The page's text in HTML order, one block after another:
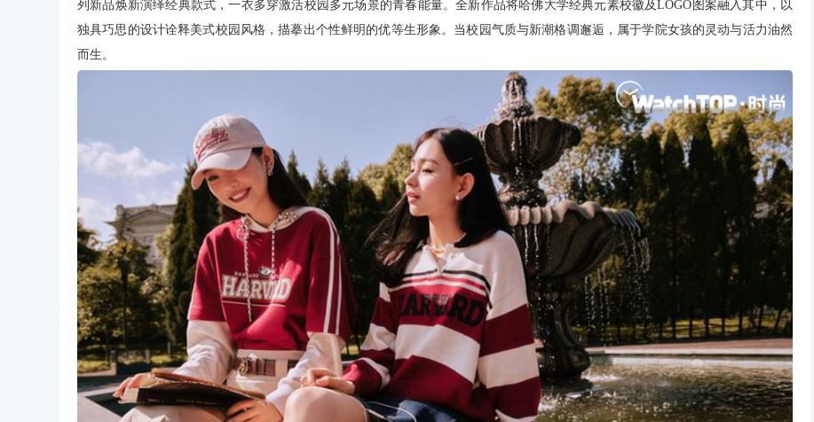
列新品焕新演绎经典款式，一衣多穿激活校园多元场景的青春能量。全新作品将哈佛大学经典元素校徽及LOGO图案融入其中，以
独具巧思的设计诠释美式校园风格，描摹出个性鲜明的优等生形象。当校园气质与新潮格调邂逅，属于学院女孩的灵动与活力油然
而生。